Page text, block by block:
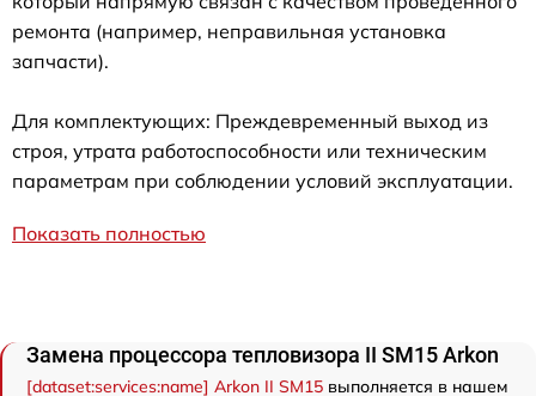
ремонта (например, неправильная установка
запчасти).
Для комплектующих: Преждевременный выход из
строя, утрата работоспособности или техническим
параметрам при соблюдении условий эксплуатации.
Показать полностью
Замена процессора тепловизора II SM15 Arkon
[dataset:services:name] Arkon II SM15 выполняется в нашем